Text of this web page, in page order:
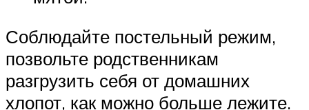
Соблюдайте постельный режим,
позвольте родственникам
разгрузить себя от домашних
хлопот, как можно больше лежите.